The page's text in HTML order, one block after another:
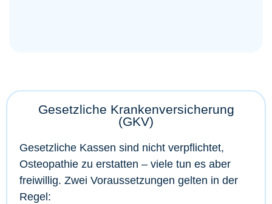
Gesetzliche Krankenversicherung
(GKV)
Gesetzliche Kassen sind nicht verpflichtet,
Osteopathie zu erstatten – viele tun es aber
freiwillig. Zwei Voraussetzungen gelten in der
Regel: